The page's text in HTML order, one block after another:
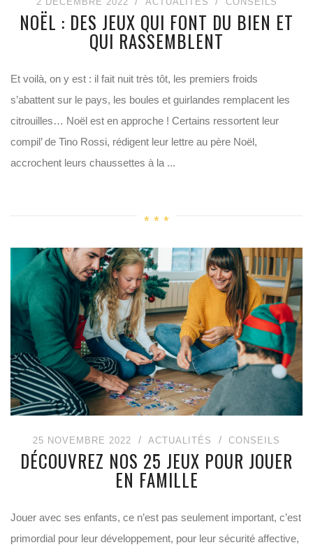
NOËL : DES JEUX QUI FONT DU BIEN ET
QUI RASSEMBLENT
Et voilà, on y est : il fait nuit très tôt, les premiers froids
s’abattent sur le pays, les boules et guirlandes remplacent les
citrouilles… Noël est en approche ! Certains ressortent leur
compil’ de Tino Rossi, rédigent leur lettre au père Noël,
accrochent leurs chaussettes à la ...
25 NOVEMBRE 2022 ACTUALITÉS CONSEILS
DÉCOUVREZ NOS 25 JEUX POUR JOUER
EN FAMILLE
Jouer avec ses enfants, ce n’est pas seulement important, c’est
primordial pour leur développement, pour leur sécurité affective,